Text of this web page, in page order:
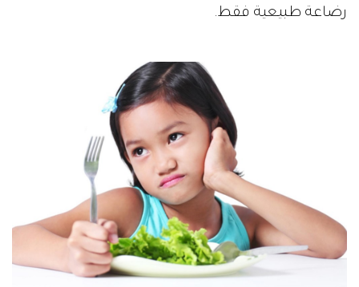
رضاعة طبيعية فقط.